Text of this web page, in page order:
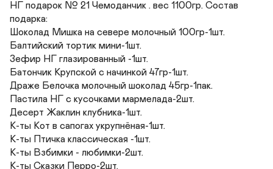
НГ подарок № 21 Чемоданчик . вес 1100гр. Состав
подарка:
Шоколад Мишка на севере молочный 100гр-1шт.
Балтийский тортик мини-1шт.
Зефир НГ глазированный -1шт.
Батончик Крупской с начинкой 47гр-1шт.
Драже Белочка молочный шоколад 45гр-1пак.
Пастила НГ с кусочками мармелада-2шт.
Десерт Жаклин клубника-1шт.
К-ты Кот в сапогах укрупнёная-1шт.
К-ты Птичка классическая -1шт.
К-ты Взбимки - любимки-2шт.
К-ты Сказки Перро-2шт.